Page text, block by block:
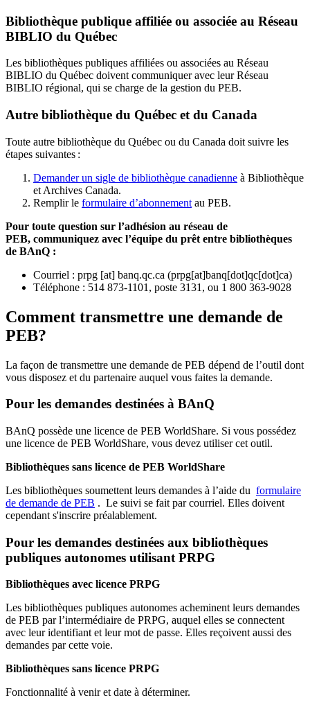
Bibliothèque publique affiliée ou associée au Réseau
BIBLIO du Québec
Les bibliothèques publiques affiliées ou associées au Réseau
BIBLIO du Québec doivent communiquer avec leur Réseau
BIBLIO régional, qui se charge de la gestion du PEB.
Autre bibliothèque du Québec et du Canada
Toute autre bibliothèque du Québec ou du Canada doit suivre les
étapes suivantes :
Demander un sigle de bibliothèque canadienne à Bibliothèque
et Archives Canada.
Remplir le formulaire d’abonnement au PEB.
Pour toute question sur l’adhésion au réseau de
PEB, communiquez avec l’équipe du prêt entre bibliothèques
de BAnQ :
Courriel : prpg [at] banq.qc.ca (prpg[at]banq[dot]qc[dot]ca)
Téléphone : 514 873-1101, poste 3131, ou 1 800 363-9028
Comment transmettre une demande de
PEB?
La façon de transmettre une demande de PEB dépend de l’outil dont
vous disposez et du partenaire auquel vous faites la demande.
Pour les demandes destinées à BAnQ
BAnQ possède une licence de PEB WorldShare. Si vous possédez
une licence de PEB WorldShare, vous devez utiliser cet outil.
Bibliothèques sans licence de PEB WorldShare
Les bibliothèques soumettent leurs demandes à l’aide du formulaire
de demande de PEB . Le suivi se fait par courriel. Elles doivent
cependant s'inscrire préalablement.
Pour les demandes destinées aux bibliothèques
publiques autonomes utilisant PRPG
Bibliothèques avec licence PRPG
Les bibliothèques publiques autonomes acheminent leurs demandes
de PEB par l’intermédiaire de PRPG, auquel elles se connectent
avec leur identifiant et leur mot de passe. Elles reçoivent aussi des
demandes par cette voie.
Bibliothèques sans licence PRPG
Fonctionnalité à venir et date à déterminer.